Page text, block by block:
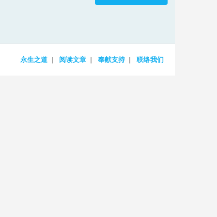
永生之道 阅读文章 奉献支持 联络我们